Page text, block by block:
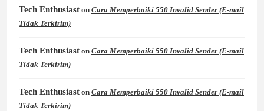
Tech Enthusiast on Cara Memperbaiki 550 Invalid Sender (E-mail
Tidak Terkirim)
Tech Enthusiast on Cara Memperbaiki 550 Invalid Sender (E-mail
Tidak Terkirim)
Tech Enthusiast on Cara Memperbaiki 550 Invalid Sender (E-mail
Tidak Terkirim)